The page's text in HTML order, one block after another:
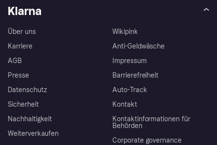
Klarna
Über uns
Karriere
AGB
Presse
Datenschutz
Sicherheit
Nachhaltigkeit
Weiterverkaufen
Wikipink
Anti-Geldwäsche
Impressum
Barrierefreiheit
Auto-Track
Kontakt
Kontaktinformationen für
Behörden
Corporate governance